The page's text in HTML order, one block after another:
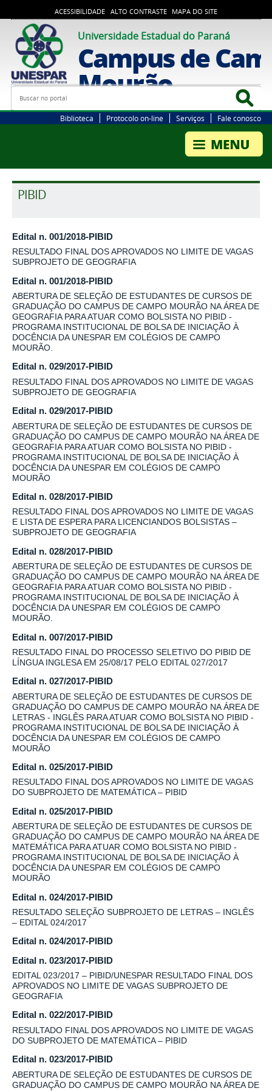
ACESSIBILIDADE ALTO CONTRASTE MAPA DO SITE
Universidade Estadual do Paraná
Campus de
Mourão
Busca
Biblioteca Protocolo on-line Serviços Fale conosco
PIBID
Edital n. 001/2018-PIBID
RESULTADO FINAL DOS APROVADOS NO LIMITE DE VAGAS
SUBPROJETO DE GEOGRAFIA
Edital n. 001/2018-PIBID
ABERTURA DE SELEÇÃO DE ESTUDANTES DE CURSOS DE
GRADUAÇÃO DO CAMPUS DE CAMPO MOURÃO NA ÁREA DE
GEOGRAFIA PARA ATUAR COMO BOLSISTA NO PIBID -
PROGRAMA INSTITUCIONAL DE BOLSA DE INICIAÇÃO À
DOCÊNCIA DA UNESPAR EM COLÉGIOS DE CAMPO
MOURÃO.
Edital n. 029/2017-PIBID
RESULTADO FINAL DOS APROVADOS NO LIMITE DE VAGAS
SUBPROJETO DE GEOGRAFIA
Edital n. 029/2017-PIBID
ABERTURA DE SELEÇÃO DE ESTUDANTES DE CURSOS DE
GRADUAÇÃO DO CAMPUS DE CAMPO MOURÃO NA ÁREA DE
GEOGRAFIA PARA ATUAR COMO BOLSISTA NO PIBID -
PROGRAMA INSTITUCIONAL DE BOLSA DE INICIAÇÃO À
DOCÊNCIA DA UNESPAR EM COLÉGIOS DE CAMPO
MOURÃO
Edital n. 028/2017-PIBID
RESULTADO FINAL DOS APROVADOS NO LIMITE DE VAGAS
E LISTA DE ESPERA PARA LICENCIANDOS BOLSISTAS –
SUBPROJETO DE GEOGRAFIA
Edital n. 028/2017-PIBID
ABERTURA DE SELEÇÃO DE ESTUDANTES DE CURSOS DE
GRADUAÇÃO DO CAMPUS DE CAMPO MOURÃO NA ÁREA DE
GEOGRAFIA PARA ATUAR COMO BOLSISTA NO PIBID -
PROGRAMA INSTITUCIONAL DE BOLSA DE INICIAÇÃO À
DOCÊNCIA DA UNESPAR EM COLÉGIOS DE CAMPO
MOURÃO.
Edital n. 007/2017-PIBID
RESULTADO FINAL DO PROCESSO SELETIVO DO PIBID DE
LÍNGUA INGLESA EM 25/08/17 PELO EDITAL 027/2017
Edital n. 027/2017-PIBID
ABERTURA DE SELEÇÃO DE ESTUDANTES DE CURSOS DE
GRADUAÇÃO DO CAMPUS DE CAMPO MOURÃO NA ÁREA DE
LETRAS - INGLÊS PARA ATUAR COMO BOLSISTA NO PIBID -
PROGRAMA INSTITUCIONAL DE BOLSA DE INICIAÇÃO À
DOCÊNCIA DA UNESPAR EM COLÉGIOS DE CAMPO
MOURÃO
Edital n. 025/2017-PIBID
RESULTADO FINAL DOS APROVADOS NO LIMITE DE VAGAS
DO SUBPROJETO DE MATEMÁTICA – PIBID
Edital n. 025/2017-PIBID
ABERTURA DE SELEÇÃO DE ESTUDANTES DE CURSOS DE
GRADUAÇÃO DO CAMPUS DE CAMPO MOURÃO NA ÁREA DE
MATEMÁTICA PARA ATUAR COMO BOLSISTA NO PIBID -
PROGRAMA INSTITUCIONAL DE BOLSA DE INICIAÇÃO À
DOCÊNCIA DA UNESPAR EM COLÉGIOS DE CAMPO
MOURÃO
Edital n. 024/2017-PIBID
RESULTADO SELEÇÃO SUBPROJETO DE LETRAS – INGLÊS
– EDITAL 024/2017
Edital n. 024/2017-PIBID
Edital n. 023/2017-PIBID
EDITAL 023/2017 – PIBID/UNESPAR RESULTADO FINAL DOS
APROVADOS NO LIMITE DE VAGAS SUBPROJETO DE
GEOGRAFIA
Edital n. 022/2017-PIBID
RESULTADO FINAL DOS APROVADOS NO LIMITE DE VAGAS
DO SUBPROJETO DE MATEMÁTICA – PIBID
Edital n. 023/2017-PIBID
ABERTURA DE SELEÇÃO DE ESTUDANTES DE CURSOS DE
GRADUAÇÃO DO CAMPUS DE CAMPO MOURÃO NA ÁREA DE